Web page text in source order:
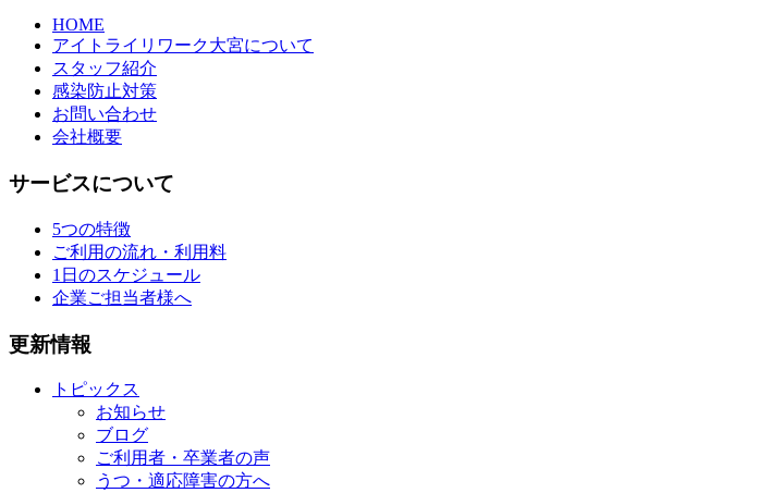
HOME
アイトライリワーク大宮について
スタッフ紹介
感染防止対策
お問い合わせ
会社概要
サービスについて
5つの特徴
ご利用の流れ・利用料
1日のスケジュール
企業ご担当者様へ
更新情報
トピックス
お知らせ
ブログ
ご利用者・卒業者の声
うつ・適応障害の方へ